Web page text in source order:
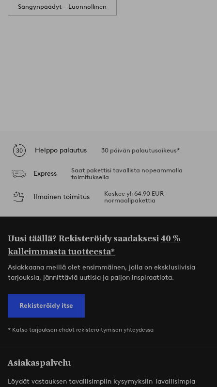
Sängynpäädyt – Luonnollinen
Helppo palautus 30 päivän palautusoikeus*
Express
Saat pakettisi tavallista nopeammalla
toimituksella
Ilmainen toimitus
Koskee yli 64,90 EUR
normaalipakettia
Uusi täällä? Rekisteröidy saadaksesi40 %
kalleimmasta tuotteesta*
Asiakkaana meillä olet ensimmäinen, jolla on eksklusiivisia
tarjouksia, jännittäviä uutisia ja paljon inspiraatiota.
Rekisteröidy itse
* Katso tarjouksen ehdot rekisteröitymisen yhteydessä
Asiakaspalvelu
Löydät vastauksen tavallisimpiin kysymyksiin Tavallisimpia